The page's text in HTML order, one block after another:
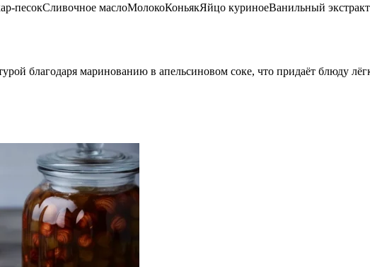
песокСливочное маслоМолокоКоньякЯйцо куриноеВанильный экстракт
благодаря маринованию в апельсиновом соке, что придаёт блюду